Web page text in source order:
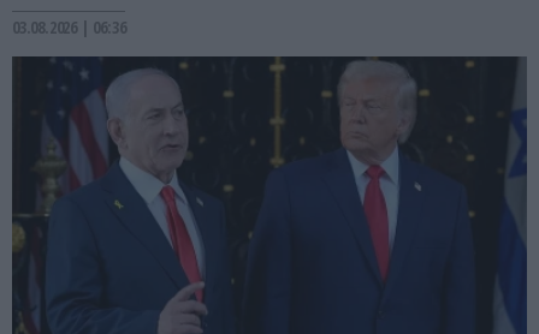
03.08.2026 | 06:36